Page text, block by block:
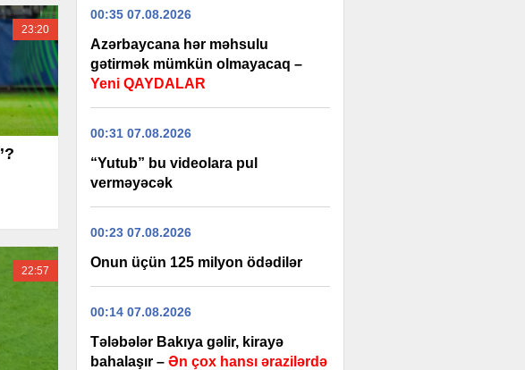
23:20
22:57
00:35 07.08.2026
Azərbaycana hər məhsulu
gətirmək mümkün olmayacaq –
Yeni QAYDALAR
00:31 07.08.2026
“Yutub” bu videolara pul
verməyəcək
00:23 07.08.2026
Onun üçün 125 milyon ödədilər
00:14 07.08.2026
Tələbələr Bakıya gəlir, kirayə
bahalaşır – Ən çox hansı ərazilərdə